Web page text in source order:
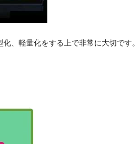
、軽量化をする上で非常に大切です。